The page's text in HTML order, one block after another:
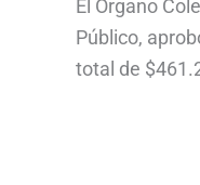
El Órgano
Público,
total de